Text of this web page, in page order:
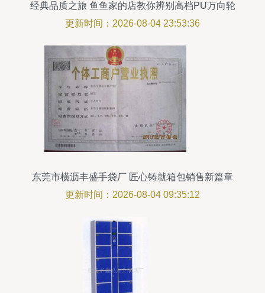
经典品质之旅 鱼鱼家的店教你辨别高档PU万向轮
旅行箱
更新时间：2026-08-04 23:53:36
东莞市横沥丰盛手袋厂 匠心铸就箱包销售新篇章
更新时间：2026-08-04 09:35:12